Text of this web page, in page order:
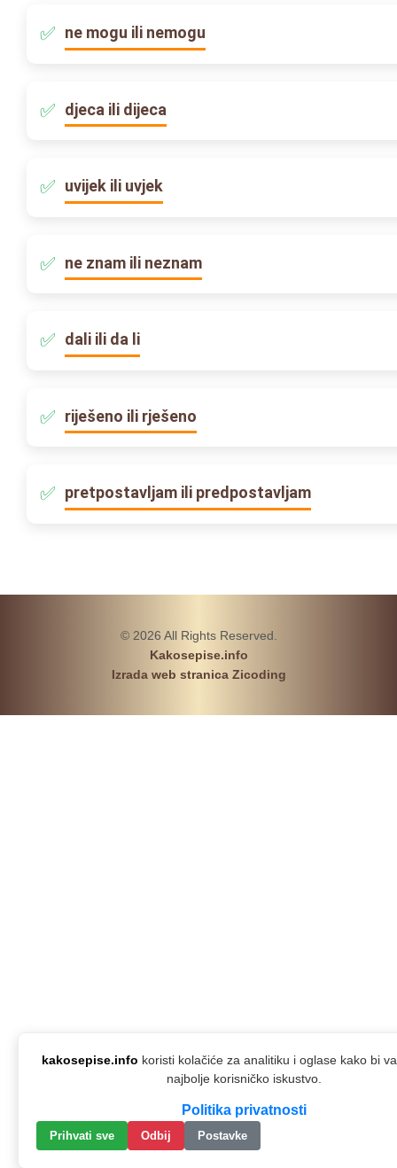
ne mogu ili nemogu
djeca ili dijeca
uvijek ili uvjek
ne znam ili neznam
dali ili da li
riješeno ili rješeno
pretpostavljam ili predpostavljam
© 2026 All Rights Reserved.
Kakosepise.info
Izrada web stranica Zicoding
kakosepise.info koristi kolačiće za analitiku i oglase kako bi
najbolje korisničko iskustvo.
Politika privatnosti
Prihvati sve Odbij Postavke